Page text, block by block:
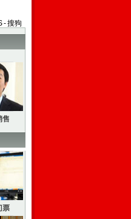
-搜狗
售
票